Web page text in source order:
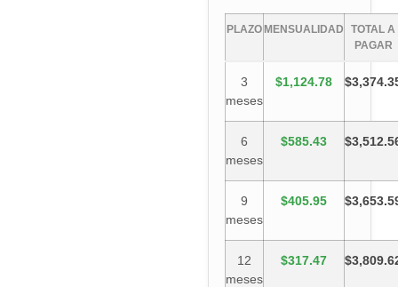
PLAZO MENSUALIDAD
TOTAL A
PAGAR
3
meses
$1,124.78
6
meses
$585.43
9
meses
$405.95
12
meses
$317.47